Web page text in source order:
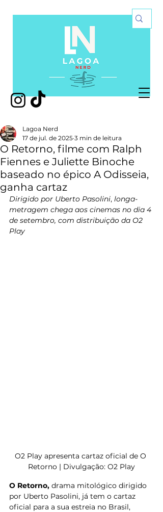
O Retorno, filme com Ralph
Fiennes e Juliette Binoche
baseado no épico A Odisseia,
ganha cartaz
Lagoa Nerd
17 de jul. de 2025 3 min de leitura
Dirigido por Uberto Pasolini, longa-
metragem chega aos cinemas no dia 4
de setembro, com distribuição da O2
Play
O2 Play apresenta cartaz oficial de O
Retorno | Divulgação: O2 Play
O Retorno, drama mitológico dirigido
por Uberto Pasolini, já tem o cartaz
oficial para a sua estreia no Brasil,